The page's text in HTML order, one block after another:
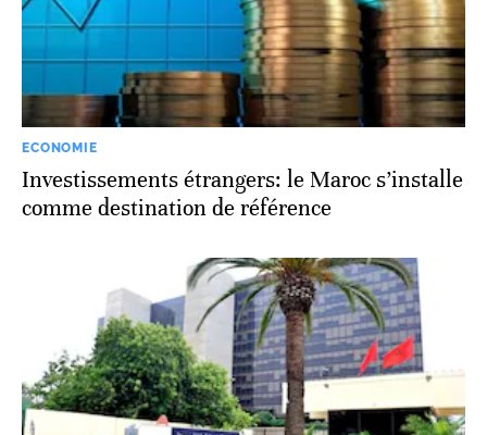
ECONOMIE
Investissements étrangers: le Maroc s’installe
comme destination de référence